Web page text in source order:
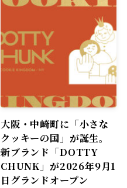
大阪・中崎町に「小さな
クッキーの国」が誕生。
新ブランド「DOTTY
CHUNK」が2026年9月1
日グランドオープン